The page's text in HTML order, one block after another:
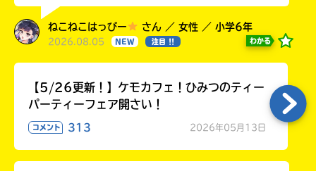
ねこねこはっぴー さん ／ 女性 ／ 小学6年
2026.08.05 NEW 注目 !! わかる
【5/26更新！】ケモカフェ！ひみつのティー
パーティーフェア開さい！
コメント 313 2026年05月13日